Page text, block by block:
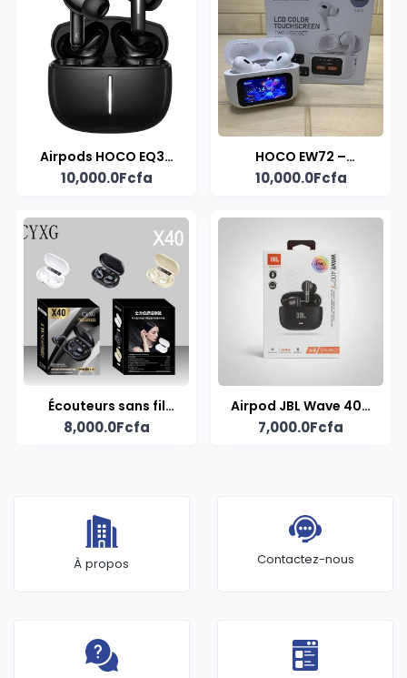
Airpods HOCO EQ34
plus
10,000.0Fcfa
HOCO EW72 –
Écouteurs sans fil
ANC
10,000.0Fcfa
Écouteurs sans fil
CYXG X40
8,000.0Fcfa
Airpod JBL Wave 400
TWs
7,000.0Fcfa
À propos Contactez-nous